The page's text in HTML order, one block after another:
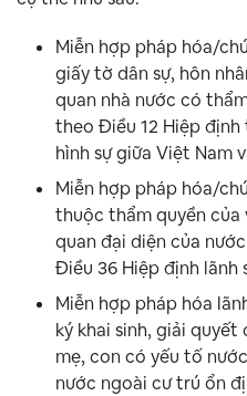
Miễn hợp pháp hóa/
giấy tờ dân sự, hôn
quan nhà nước có
theo Điều 12 Hiệp
hình sự giữa Việt Nam
Miễn hợp pháp hóa/
thuộc thẩm quyền của
quan đại diện của
Điều 36 Hiệp định lãnh
Miễn hợp pháp hóa
ký khai sinh, giải quyết
mẹ, con có yếu tố
nước ngoài cư trú ổn